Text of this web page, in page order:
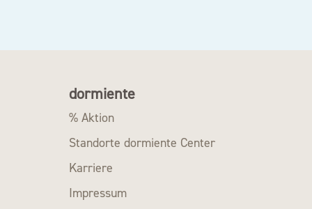
dormiente
% Aktion
Standorte dormiente Center
Karriere
Impressum